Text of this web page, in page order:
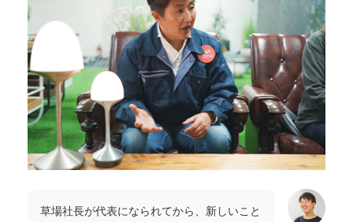
草場社長が代表になられてから、新しいこと